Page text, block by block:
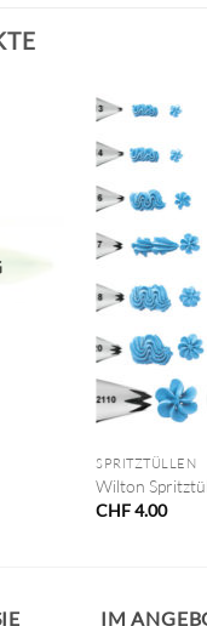
+
SPRITZTÜLLEN
Wilton
CHF4.00
IM